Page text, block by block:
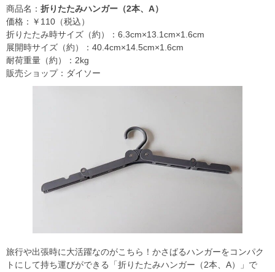
商品名： 折りたたみハンガー（2本、A）
価格：￥110（税込）
折りたたみ時サイズ（約）：6.3cm×13.1cm×1.6cm
展開時サイズ（約）：40.4cm×14.5cm×1.6cm
耐荷重量（約）：2kg
販売ショップ：ダイソー
旅行や出張時に大活躍なのがこちら！かさばるハンガーをコンパク
トにして持ち運びができる「折りたたみハンガー（2本、A）」で